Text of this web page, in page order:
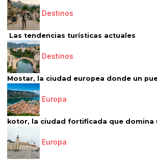
Destinos
Las tendencias turísticas actuales
Destinos
Mostar, la ciudad europea donde un
Europa
kotor, la ciudad fortificada que domina
Europa